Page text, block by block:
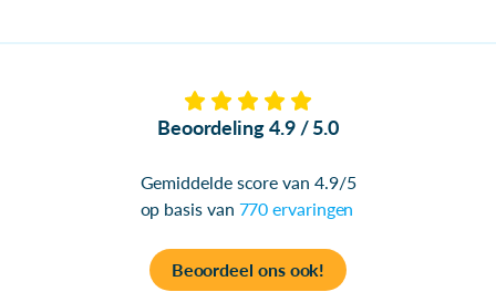
Beoordeling 4.9 / 5.0
Gemiddelde score van 4.9/5
op basis van 770 ervaringen
Beoordeel ons ook!